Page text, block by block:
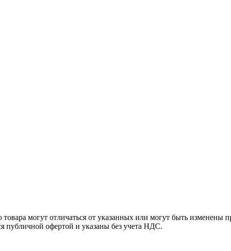
могут отличаться от указанных или могут быть изменены
публичной офертой и указаны без учета НДС.